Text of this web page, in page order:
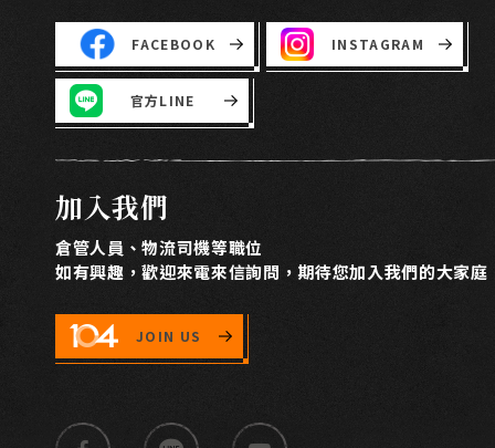
FACEBOOK INSTAGRAM
官方LINE
加入我們
倉管人員、物流司機等職位
如有興趣，歡迎來電來信詢問，期待您加入我們的大家庭
JOIN US